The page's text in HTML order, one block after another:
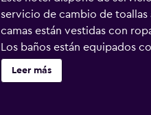
servicio de cambio de
camas están vestidas con
Los baños están equipados
25 Mbps o más). Es posible
Leer más